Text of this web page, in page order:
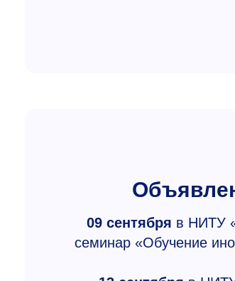
09 сентября в НИТУ
семинар «Обучение